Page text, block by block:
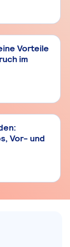
Vorteile
im
Vor- und